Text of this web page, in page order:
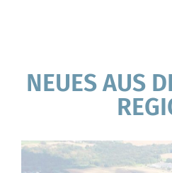
NEUES AUS